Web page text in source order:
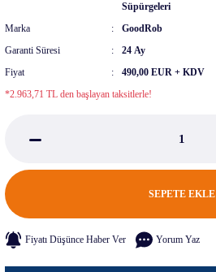
Süpürgeleri
Marka
GoodRob
Garanti Süresi
24 Ay
Fiyat
490,00 EUR + KDV
*2.963,71 TL den başlayan taksitlerle!
SEPETE EKLE
Fiyatı Düşünce Haber Ver Yorum Yaz